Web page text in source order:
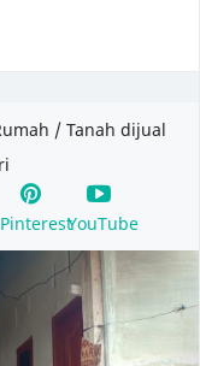
/ Tanah dijual
PinterestYouTube